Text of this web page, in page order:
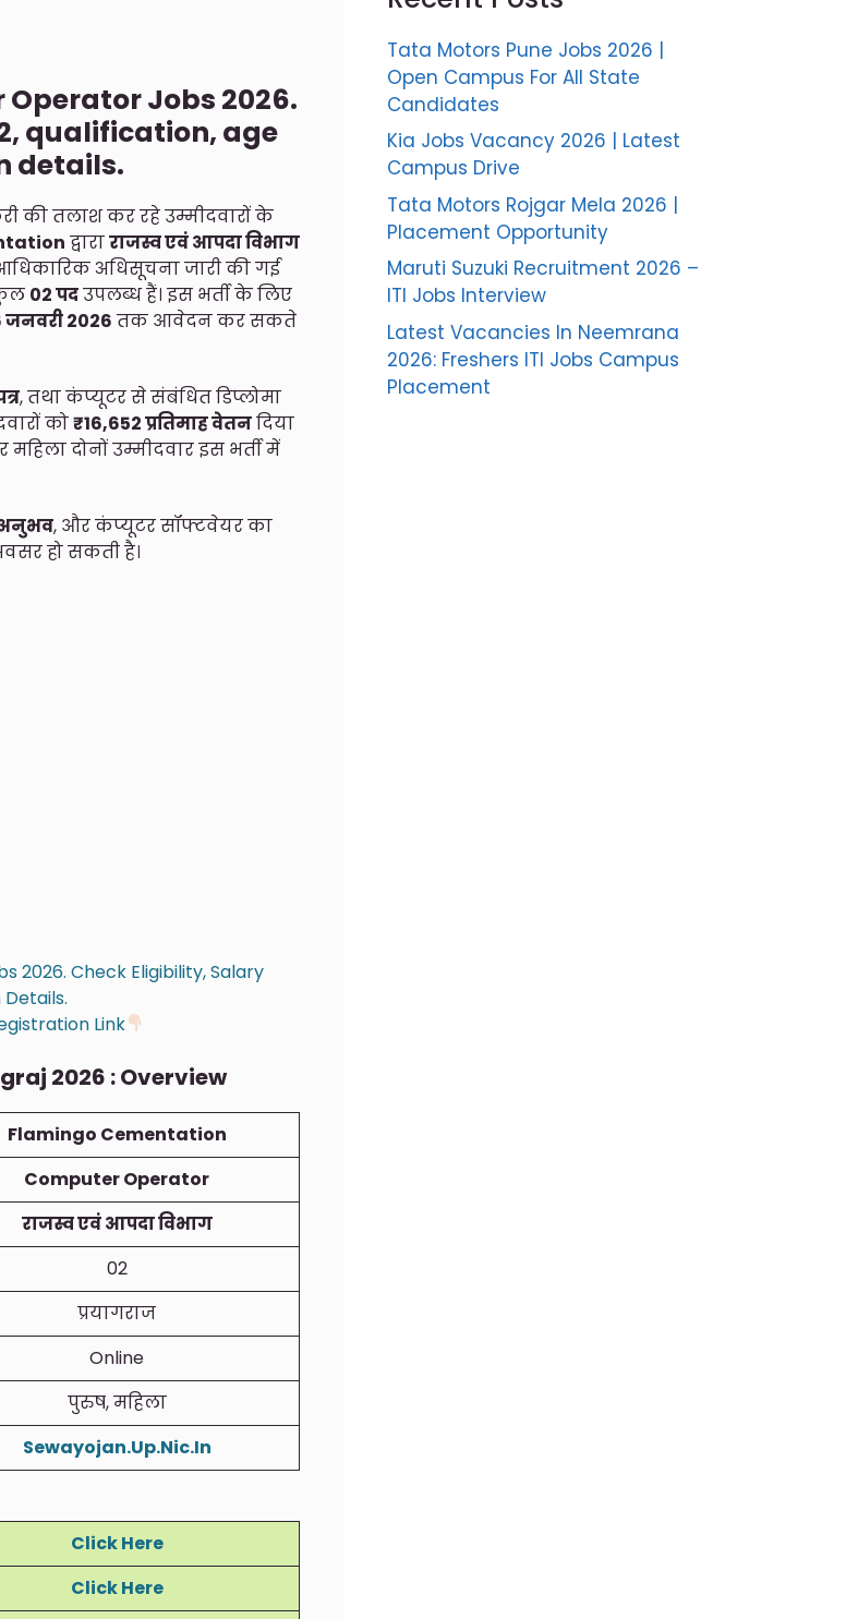
Jobs 2026.
qualification, age
details.
की तलाश कर रहे उम्मीदवारों के
द्वाराराजस्व एवं आपदा विभाग
अधिसूचना जारी की गई
02 पदउपलब्ध हैं। इस भर्ती के लिए
जनवरी 2026 तक आवेदन कर सकते
, तथा कंप्यूटर से संबंधित डिप्लोमा
को₹16,652 प्रतिमाह वेतनदिया
दोनों उम्मीदवार इस भर्ती में
अनुभव, और कंप्यूटर सॉफ्टवेयर का
हो सकती है।
2026. Check Eligibility, Salary
Details.
Link
2026 : Overview
Flamingo Cementation
Computer Operator
राजस्व एवं आपदा विभाग
02
प्रयागराज
Online
पुरुष, महिला
Sewayojan.Up.Nic.In
Click Here
Click Here
Tata Motors Pune Jobs 2026 |
Open Campus For All State
Candidates
Kia Jobs Vacancy 2026 | Latest
Campus Drive
Tata Motors Rojgar Mela 2026 |
Placement Opportunity
Maruti Suzuki Recruitment 2026 –
ITI Jobs Interview
Latest Vacancies In Neemrana
2026: Freshers ITI Jobs Campus
Placement